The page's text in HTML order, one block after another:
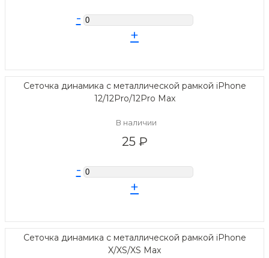
-
+
Сеточка динамика с металлической рамкой iPhone
12/12Pro/12Pro Max
В наличии
25 ₽
-
+
Сеточка динамика с металлической рамкой iPhone
X/XS/XS Max